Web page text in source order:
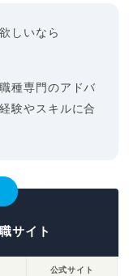
しいなら
種専門のアドバ
験やスキルに合
サイト
公式サイト